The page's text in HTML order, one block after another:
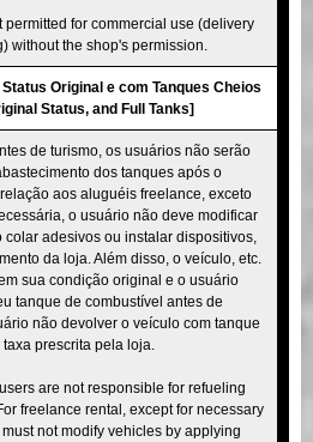
permitted for commercial use (delivery
without the shop's permission.
Original e com Tanques Cheios
Status, and Full Tanks]
de turismo, os usuários não serão
dos tanques após o
aos aluguéis freelance, exceto
o usuário não deve modificar
colar adesivos ou instalar dispositivos,
da loja. Além disso, o veículo, etc.
sua condição original e o usuário
tanque de combustível antes de
não devolver o veículo com tanque
prescrita pela loja.
are not responsible for refueling
freelance rental, except for necessary
not modify vehicles by applying